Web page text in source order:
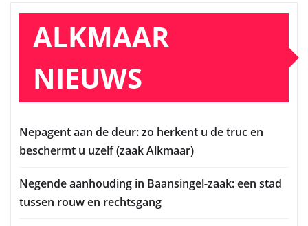
ALKMAAR
NIEUWS
Nepagent aan de deur: zo herkent u de truc en
beschermt u uzelf (zaak Alkmaar)
Negende aanhouding in Baansingel-zaak: een stad
tussen rouw en rechtsgang